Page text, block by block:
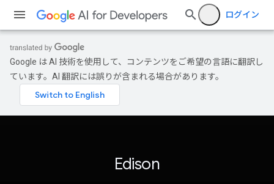
ログイン
Google は AI 技術を使用して、コンテンツをご希望の言語に翻訳し
ています。AI 翻訳には誤りが含まれる場合があります。
Edison